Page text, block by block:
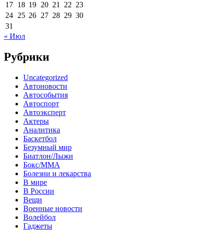
17 18 19 20 21 22 23
24 25 26 27 28 29 30
31
« Июл
Рубрики
Uncategorized
Автоновости
Автособытия
Автоспорт
Автоэксперт
Актеры
Аналитика
Баскетбол
Безумный мир
Биатлон/Лыжи
Бокс/MMA
Болезни и лекарства
В мире
В России
Вещи
Военные новости
Волейбол
Гаджеты